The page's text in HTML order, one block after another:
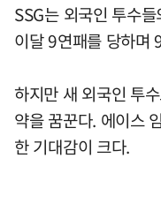
SSG는 외국인 투수
이달 9연패를 당하며
하지만 새 외국인 투
약을 꿈꾼다. 에이스
한 기대감이 크다.